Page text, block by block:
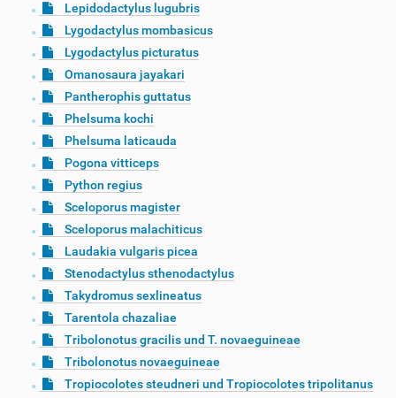
Lepidodactylus lugubris
Lygodactylus mombasicus
Lygodactylus picturatus
Omanosaura jayakari
Pantherophis guttatus
Phelsuma kochi
Phelsuma laticauda
Pogona vitticeps
Python regius
Sceloporus magister
Sceloporus malachiticus
Laudakia vulgaris picea
Stenodactylus sthenodactylus
Takydromus sexlineatus
Tarentola chazaliae
Tribolonotus gracilis und T. novaeguineae
Tribolonotus novaeguineae
Tropiocolotes steudneri und Tropiocolotes tripolitanus